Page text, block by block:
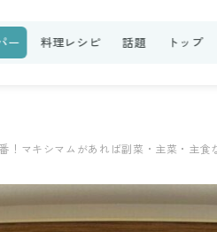
ー 料理レシピ 話題 トップ
！マキシマムがあれば副菜・主菜・主